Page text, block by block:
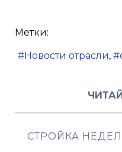
Метки:
Новости отрасли
СТРОЙКА